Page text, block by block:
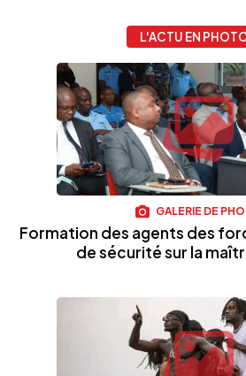
L'ACTU EN
GALERIE DE
Formation des agents des
de sécurité sur la